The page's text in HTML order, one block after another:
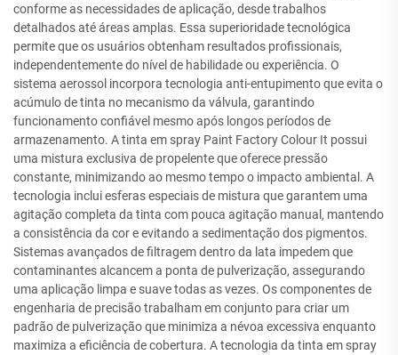
conforme as necessidades de aplicação, desde trabalhos
detalhados até áreas amplas. Essa superioridade tecnológica
permite que os usuários obtenham resultados profissionais,
independentemente do nível de habilidade ou experiência. O
sistema aerossol incorpora tecnologia anti-entupimento que evita o
acúmulo de tinta no mecanismo da válvula, garantindo
funcionamento confiável mesmo após longos períodos de
armazenamento. A tinta em spray Paint Factory Colour It possui
uma mistura exclusiva de propelente que oferece pressão
constante, minimizando ao mesmo tempo o impacto ambiental. A
tecnologia inclui esferas especiais de mistura que garantem uma
agitação completa da tinta com pouca agitação manual, mantendo
a consistência da cor e evitando a sedimentação dos pigmentos.
Sistemas avançados de filtragem dentro da lata impedem que
contaminantes alcancem a ponta de pulverização, assegurando
uma aplicação limpa e suave todas as vezes. Os componentes de
engenharia de precisão trabalham em conjunto para criar um
padrão de pulverização que minimiza a névoa excessiva enquanto
maximiza a eficiência de cobertura. A tecnologia da tinta em spray